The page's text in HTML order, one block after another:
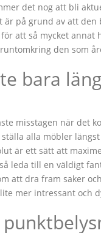
det nog att bli
är på grund av att
att så mycket annat
den som
bara
misstagen när det
alla möbler längst
är ett sätt att
leda till en väldigt
att dra fram saker
mer intressant och